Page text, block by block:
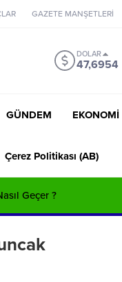
GAZETE MANŞETLERİ
DOLAR
47,6954
GÜNDEM EKONOMİ
Çerez Politikası (AB)
Geçer ?